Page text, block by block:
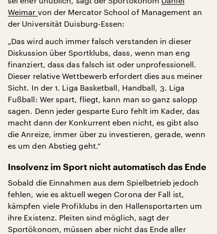
Weimar von der Mercator School of Management an
der Universität Duisburg-Essen:
„Das wird auch immer falsch verstanden in dieser
Diskussion über Sportklubs, dass, wenn man eng
finanziert, dass das falsch ist oder unprofessionell.
Dieser relative Wettbewerb erfordert dies aus meiner
Sicht. In der 1. Liga Basketball, Handball, 3. Liga
Fußball: Wer spart, fliegt, kann man so ganz salopp
sagen. Denn jeder gesparte Euro fehlt im Kader, das
macht dann der Konkurrent eben nicht, es gibt also
die Anreize, immer über zu investieren, gerade, wenn
es um den Abstieg geht.“
Insolvenz im Sport nicht automatisch das Ende
Sobald die Einnahmen aus dem Spielbetrieb jedoch
fehlen, wie es aktuell wegen Corona der Fall ist,
kämpfen viele Profiklubs in den Hallensportarten um
ihre Existenz. Pleiten sind möglich, sagt der
Sportökonom, müssen aber nicht das Ende aller